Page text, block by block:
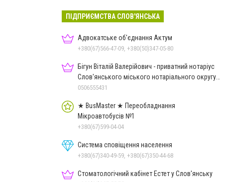
ПІДПРИЄМСТВА СЛОВ'ЯНСЬКА
Адвокатське об'єднання Актум
+380(67)566-47-09, +380(50)347-05-80
Бігун Віталій Валерійович - приватний нотаріус
Слов'янського міського нотаріального округу
Дон.обл.
0506555431
★ BusMaster ★ Переобладнання
Мікроавтобусів №1
+380(67)599-04-04
Система сповіщення населення
+380(67)340-49-59, +380(67)350-44-68
Стоматологічний кабінет Естет у Слов'янську